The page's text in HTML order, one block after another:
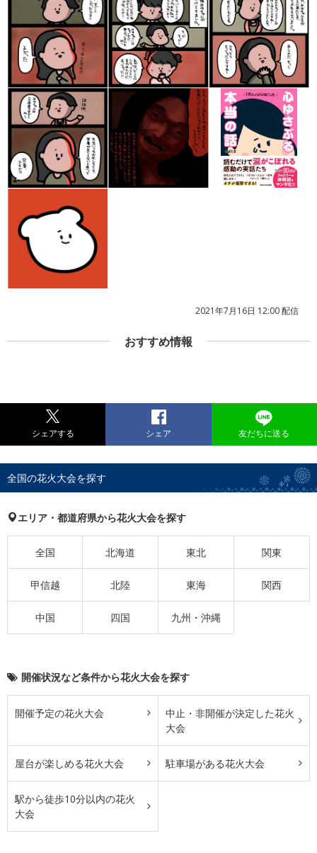
2021年7月16日 12:00 配信
おすすめ情報
シェアする シェア 友だちに送る
全国の花火大会を探す
エリア・都道府県から花火大会を探す
全国 北海道 東北 関東
甲信越 北陸 東海 関西
中国 四国 九州・沖縄
開催状況など条件から花火大会を探す
開催予定の花火大会
中止・非開催が決定した花火
大会
屋台が楽しめる花火大会 駐車場がある花火大会
駅から徒歩10分以内の花火
大会